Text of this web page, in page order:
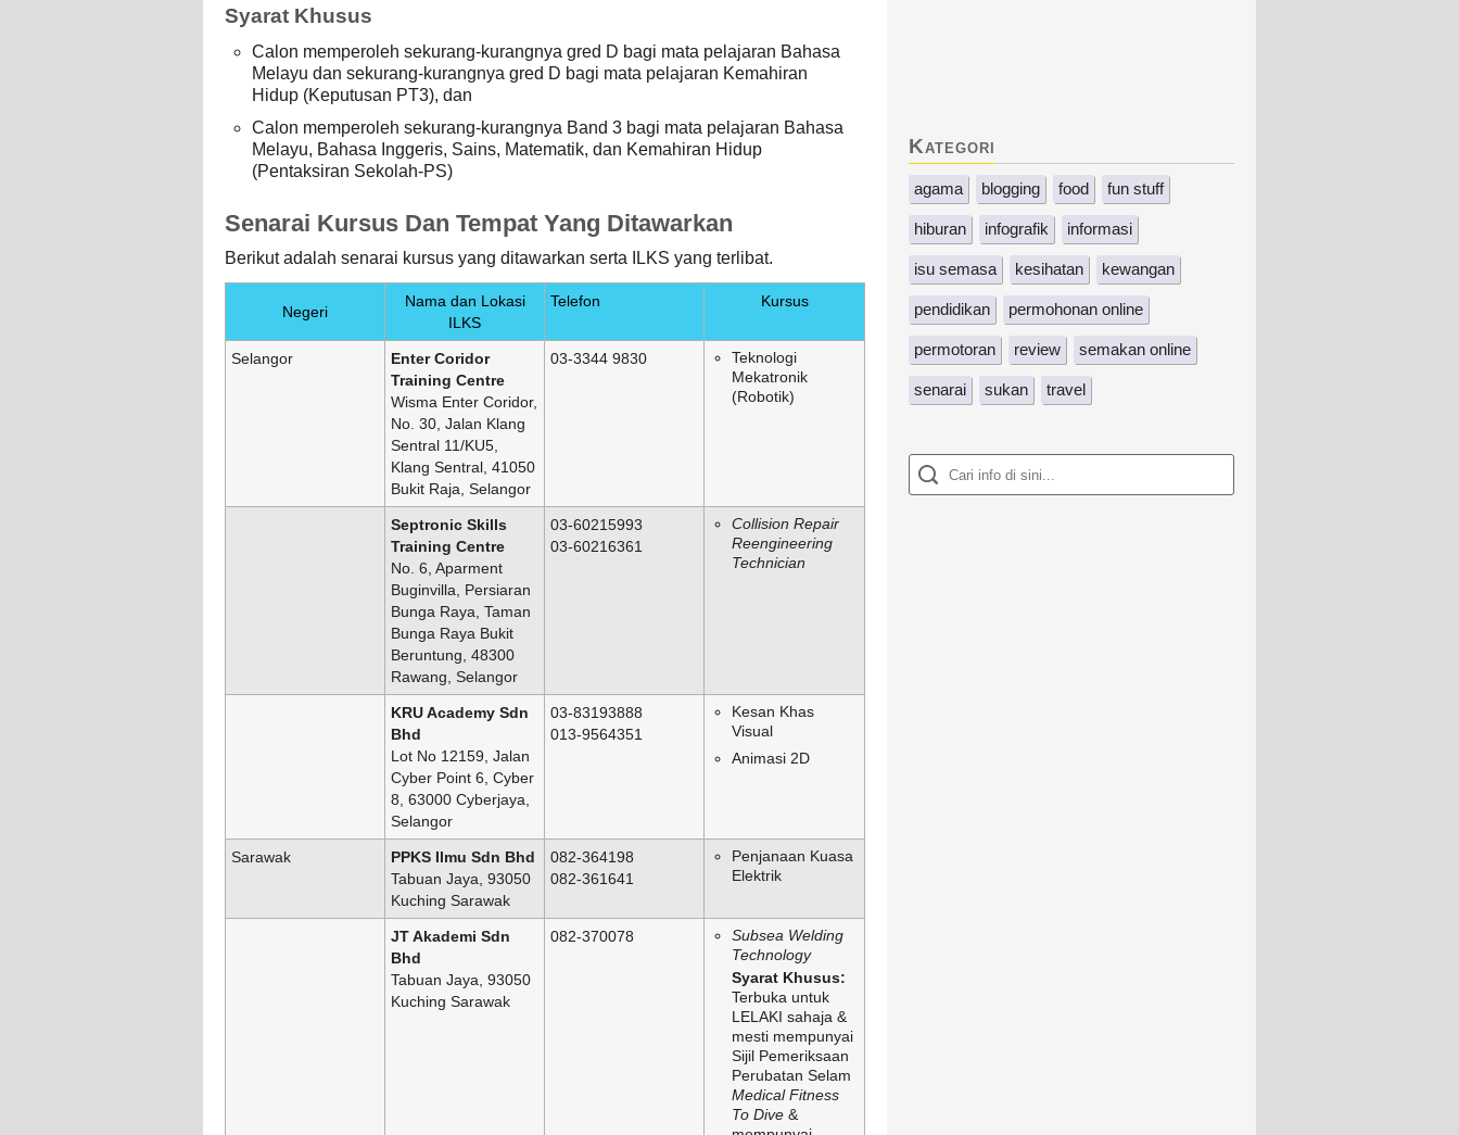
Syarat Khusus
Calon memperoleh sekurang-kurangnya gred D bagi mata pelajaran Bahasa
Melayu dan sekurang-kurangnya gred D bagi mata pelajaran Kemahiran
Hidup (Keputusan PT3), dan
Calon memperoleh sekurang-kurangnya Band 3 bagi mata pelajaran Bahasa
Melayu, Bahasa Inggeris, Sains, Matematik, dan Kemahiran Hidup
(Pentaksiran Sekolah-PS)
Senarai Kursus Dan Tempat Yang Ditawarkan
Berikut adalah senarai kursus yang ditawarkan serta ILKS yang terlibat.
Negeri
Nama dan Lokasi
ILKS
Telefon Kursus
Selangor
Enter Coridor
Training Centre
Wisma Enter Coridor,
No. 30, Jalan Klang
Sentral 11/KU5,
Klang Sentral, 41050
Bukit Raja, Selangor
03-3344 9830
Teknologi
Mekatronik
(Robotik)
Septronic Skills
Training Centre
No. 6, Aparment
Buginvilla, Persiaran
Bunga Raya, Taman
Bunga Raya Bukit
Beruntung, 48300
Rawang, Selangor
03-60215993
03-60216361
Collision Repair
Reengineering
Technician
KRU Academy Sdn
Bhd
Lot No 12159, Jalan
Cyber Point 6, Cyber
8, 63000 Cyberjaya,
Selangor
03-83193888
013-9564351
Kesan Khas
Visual
Animasi 2D
Sarawak
PPKS Ilmu Sdn Bhd
Tabuan Jaya, 93050
Kuching Sarawak
082-364198
082-361641
Penjanaan Kuasa
Elektrik
JT Akademi Sdn
Bhd
Tabuan Jaya, 93050
Kuching Sarawak
082-370078
Subsea Welding
Technology
Syarat Khusus:
Terbuka untuk
LELAKI sahaja &
mesti mempunyai
Sijil Pemeriksaan
Perubatan Selam
Medical Fitness
To Dive &
Kategori
agama blogging food fun stuff
hiburan infografik informasi
isu semasa kesihatan kewangan
pendidikan permohonan online
permotoran review semakan online
senarai sukan travel